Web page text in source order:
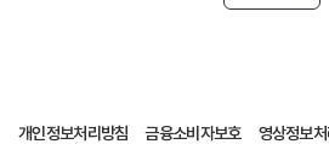
개인정보처리방침 금융소비자보호
영상정보